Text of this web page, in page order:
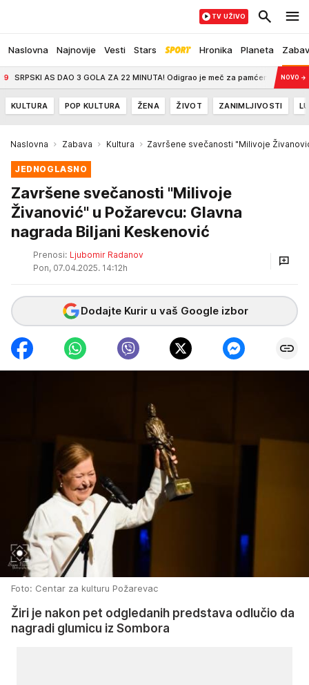
Naslovna Najnovije Vesti Stars Hronika Planeta
TV UŽIVO
AS DAO 3 GOLA ZA 22 MINUTA! Odigrao je meč za pamćenje 7:28 NOVO →
KULTURA POP KULTURA ŽENA ŽIVOT ZANIMLJIVOSTI
Naslovna Zabava Kultura Završene svečanosti "Milivoje
JEDNOGLASNO
Završene svečanosti "Milivoje
Živanović" u Požarevcu: Glavna
nagrada Biljani Keskenović
Prenosi: Ljubomir Radanov
Pon, 07.04.2025. 14:12h
Dodajte Kurir u vaš Google izbor
Foto: Centar za kulturu Požarevac
Žiri je nakon pet odgledanih predstava odlučio da
nagradi glumicu iz Sombora